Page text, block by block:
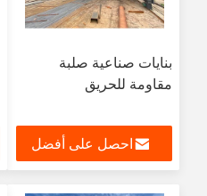
بنايات صناعية صلبة
مقاومة للحريق
احصل على أفضل